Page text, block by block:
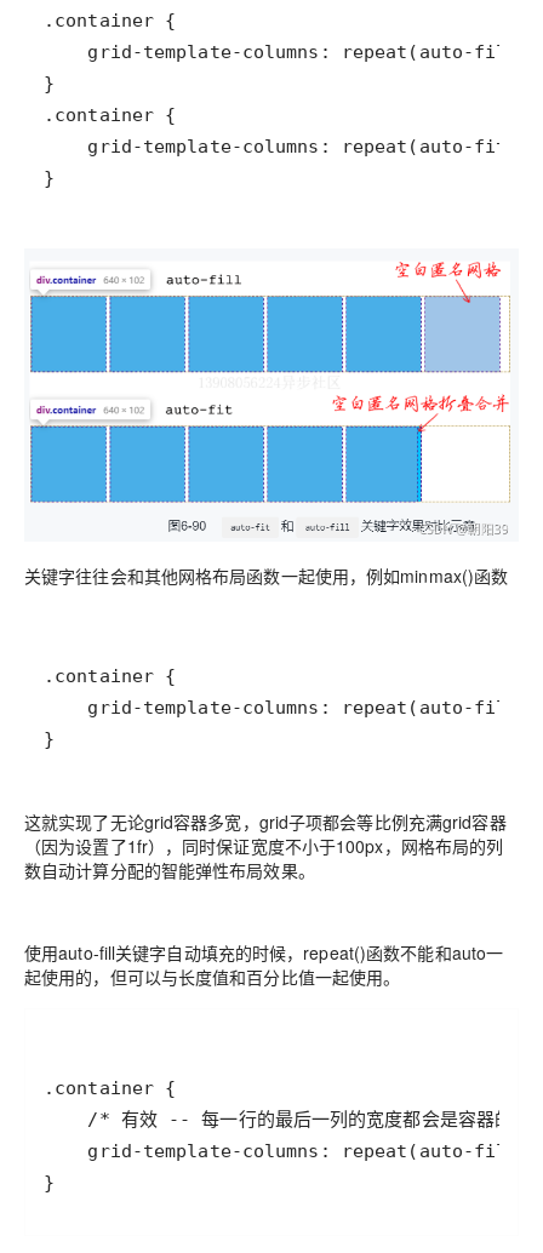
}
关键字往往会和其他网格布局函数一起使用，例如minmax()函数
}
这就实现了无论grid容器多宽，grid子项都会等比例充满grid容器
（因为设置了1fr），同时保证宽度不小于100px，网格布局的列
数自动计算分配的智能弹性布局效果。
使用auto-fill关键字自动填充的时候，repeat()函数不能和auto一
起使用的，但可以与长度值和百分比值一起使用。
}